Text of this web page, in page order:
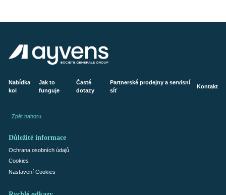
Nabídka
kol
Jak to
funguje
Časté
dotazy
Partnerské prodejny a servisní
síť
Kontakt
Zpět nahoru
Důležité informace
Ochrana osobních údajů
Cookies
Nastavení Cookies